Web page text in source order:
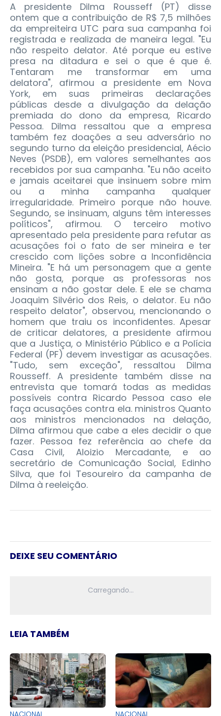
A presidente Dilma Rousseff (PT) disse
ontem que a contribuição de R$ 7,5 milhões
da empreiteira UTC para sua campanha foi
registrada e realizada de maneira legal. "Eu
não respeito delator. Até porque eu estive
presa na ditadura e sei o que é que é.
Tentaram me transformar em uma
delatora", afirmou a presidente em Nova
York, em suas primeiras declarações
públicas desde a divulgação da delação
premiada do dono da empresa, Ricardo
Pessoa. Dilma ressaltou que a empresa
também fez doações a seu adversário no
segundo turno da eleição presidencial, Aécio
Neves (PSDB), em valores semelhantes aos
recebidos por sua campanha. "Eu não aceito
e jamais aceitarei que insinuem sobre mim
ou a minha campanha qualquer
irregularidade. Primeiro porque não houve.
Segundo, se insinuam, alguns têm interesses
políticos", afirmou. O terceiro motivo
apresentado pela presidente para refutar as
acusações foi o fato de ser mineira e ter
crescido com lições sobre a Inconfidência
Mineira. "E há um personagem que a gente
não gosta, porque as professoras nos
ensinam a não gostar dele. E ele se chama
Joaquim Silvério dos Reis, o delator. Eu não
respeito delator", observou, mencionando o
homem que traiu os inconfidentes. Apesar
de criticar delatores, a presidente afirmou
que a Justiça, o Ministério Público e a Polícia
Federal (PF) devem investigar as acusações.
"Tudo, sem exceção", ressaltou Dilma
Rousseff. A presidente também disse na
entrevista que tomará todas as medidas
possíveis contra Ricardo Pessoa caso ele
faça acusações contra ela. ministros Quanto
aos ministros mencionados na delação,
Dilma afirmou que cabe a eles decidir o que
fazer. Pessoa fez referência ao chefe da
Casa Civil, Aloizio Mercadante, e ao
secretário de Comunicação Social, Edinho
Silva, que foi Tesoureiro da campanha de
Dilma à reeleição.
DEIXE SEU COMENTÁRIO
LEIA TAMBÉM